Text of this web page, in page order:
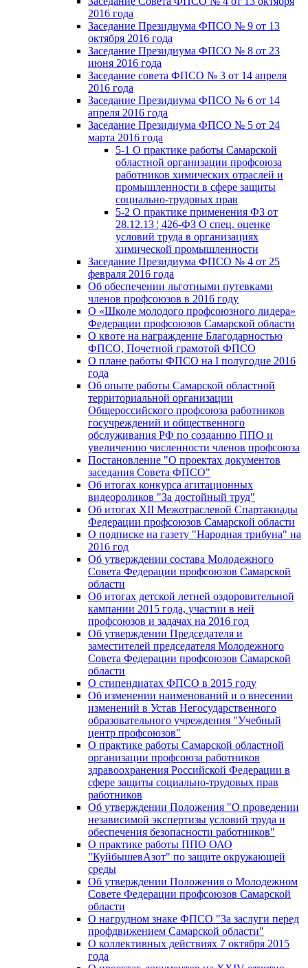
2016 года
Заседание Президиума ФПСО № 9 от 13
октября 2016 года
Заседание Президиума ФПСО № 8 от 23
июня 2016 года
Заседание совета ФПСО № 3 от 14 апреля
2016 года
Заседание Президиума ФПСО № 6 от 14
апреля 2016 года
Заседание Президиума ФПСО № 5 от 24
марта 2016 года
5-1 О практике работы Самарской
областной организации профсоюза
работников химических отраслей и
промышленности в сфере защиты
социально-трудовых прав
5-2 О практике применения ФЗ от
28.12.13 ¦ 426-ФЗ О спец. оценке
условий труда в организациях
химической промышленности
Заседание Президиума ФПСО № 4 от 25
февраля 2016 года
Об обеспечении льготными путевками
членов профсоюзов в 2016 году
О «Школе молодого профсоюзного лидера»
Федерации профсоюзов Самарской области
О квоте на награждение Благодарностью
ФПСО, Почетной грамотой ФПСО
О плане работы ФПСО на I полугодие 2016
года
Об опыте работы Самарской областной
территориальной организации
Общероссийского профсоюза работников
госучреждений и общественного
обслуживания РФ по созданию ППО и
увеличению численности членов профсоюза
Постановление "О проектах документов
заседания Совета ФПСО"
Об итогах конкурса агитационных
видеороликов "За достойный труд"
Об итогах XII Межотраслевой Спартакиады
Федерации профсоюзов Самарской области
О подписке на газету "Народная трибуна" на
2016 год
Об утверждении состава Молодежного
Совета Федерации профсоюзов Самарской
области
Об итогах детской летней оздоровительной
кампании 2015 года, участии в ней
профсоюзов и задачах на 2016 год
Об утверждении Председателя и
заместителей председателя Молодежного
Совета Федерации профсоюзов Самарской
области
О стипендиатах ФПСО в 2015 году
Об изменении наименований и о внесении
изменений в Устав Негосударственного
образовательного учреждения "Учебный
центр профсоюзов"
О практике работы Самарской областной
организации профсоюза работников
здравоохранения Российской Федерации в
сфере защиты социально-трудовых прав
работников
Об утверждении Положения "О проведении
независимой экспертизы условий труда и
обеспечения безопасности работников"
О практике работы ППО ОАО
"КуйбышевАзот" по защите окружающей
среды
Об утверждении Положения о Молодежном
Совете Федерации профсоюзов Самарской
области
О нагрудном знаке ФПСО "За заслуги перед
профдвижением Самарской области"
О коллективных действиях 7 октября 2015
года